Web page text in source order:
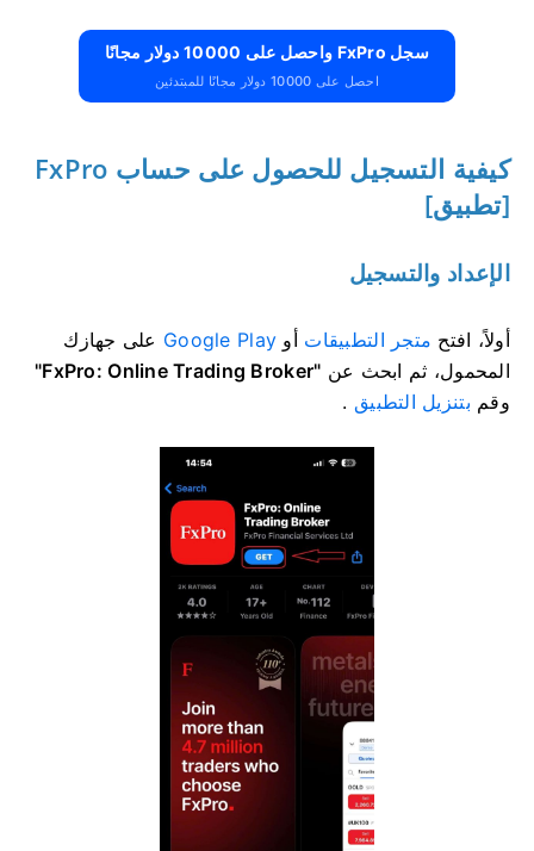
سجل FxPro واحصل على 10000 دولار مجانًا
احصل على 10000 دولار مجانًا للمبتدئين
كيفية التسجيل للحصول على حساب FxPro
[تطبيق]
الإعداد والتسجيل
أولاً، افتح متجر التطبيقات أو Google Play على جهازك
المحمول، ثم ابحث عن "FxPro: Online Trading Broker"
وقم بتنزيل التطبيق .